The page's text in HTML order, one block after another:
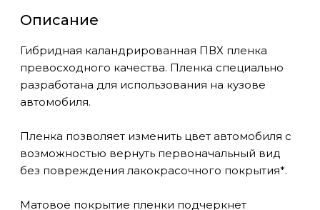
Описание
Гибридная каландрированная ПВХ пленка
превосходного качества. Пленка специально
разработана для использования на кузове
автомобиля.
Пленка позволяет изменить цвет автомобиля с
возможностью вернуть первоначальный вид
без повреждения лакокрасочного покрытия*.
Матовое покрытие пленки подчеркнет